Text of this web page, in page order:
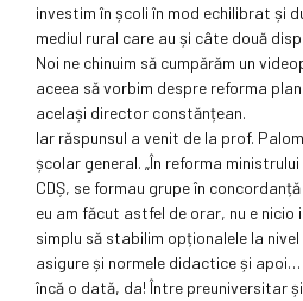
investim în școli în mod echilibrat și
mediul rural care au și câte două
Noi ne chinuim să cumpărăm un
aceea să vorbim despre reforma
același director constănțean.
Iar răspunsul a venit de la prof.
școlar general. „În reforma
CDȘ, se formau grupe în
eu am făcut astfel de orar, nu e nicio
simplu să stabilim opționalele la
asigure și normele didactice și
încă o dată, da! Între preuniversitar